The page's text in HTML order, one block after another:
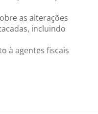
as alterações
incluindo
à agentes fiscais